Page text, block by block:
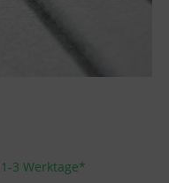
3 Werktage*